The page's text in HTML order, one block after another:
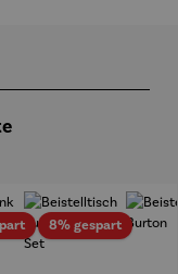
Rabatt8% gespartRabatt